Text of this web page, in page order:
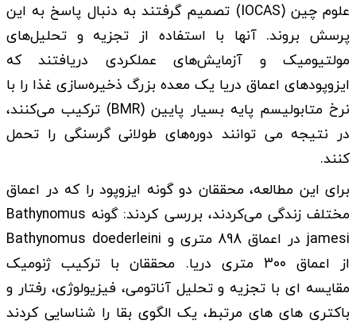
علوم چین (IOCAS) تصمیم گرفتند به دنبال پاسخ به این
پرسش بروند. آنها با استفاده از تجزیه و تحلیل‌های
مولتیومیک و آزمایش‌های عملکردی دریافتند که
ایزوپودهای اعماق دریا یک معده بزرگ ذخیره‌سازی غذا را با
نرخ متابولیسم پایه بسیار پایین (BMR) ترکیب می‌کنند،
در نتیجه می توانند دوره‌های طولانی گرسنگی را تحمل
کنند.
برای این مطالعه، محققان دو گونه ایزوپود را که در اعماق
مختلف زندگی می‌کردند، بررسی کردند: گونه Bathynomus
jamesi در اعماق 898 متری و Bathynomus doederleini
از اعماق 300 متری دریا. محققان با ترکیب ژنومیک
مقایسه ای با تجزیه و تحلیل آناتومی، فیزیولوژی، رفتار و
باکتری های های مرتبط، یک الگوی بقا را شناسایی کردند